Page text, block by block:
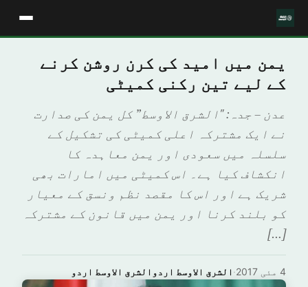
یمن میں امید کی کرن روشن کرنے
کے لیے تین رکنی کمیٹی
عدن – جدہ: "الشرق الاوسط” کل یمن کی صدارت
نے ایک مشترکہ اعلی کمیٹی کی تشکیل کے
سلسلہ میں سعودی اور یمن معاہدہ کا
انکشاف کیا ہے۔ اس کمیٹی میں امارات بھی
شریک ہے اور اس کا مقصد نظم ونسق کے معیار
کو بلند کرنا اور یمن میں قانون کے مشترکہ
[…]
الشرق الاوسط اردوالشرق الاوسط اردو · 4 مئی 2017